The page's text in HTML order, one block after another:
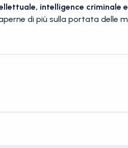
intelligence criminale
di più sulla portata delle